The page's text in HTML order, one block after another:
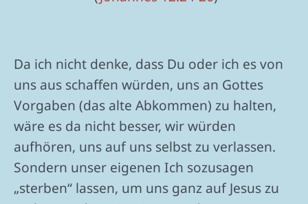
Da ich nicht denke, dass Du oder ich es von
uns aus schaffen würden, uns an Gottes
Vorgaben (das alte Abkommen) zu halten,
wäre es da nicht besser, wir würden
aufhören, uns auf uns selbst zu verlassen.
Sondern unser eigenen Ich sozusagen
„sterben“ lassen, um uns ganz auf Jesus zu